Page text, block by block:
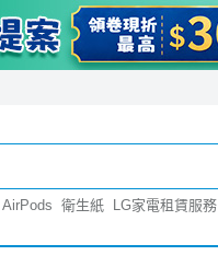
AirPods 衛生紙 LG家電租賃服務